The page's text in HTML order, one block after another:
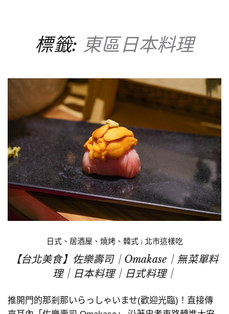
標籤: 東區日本料理
日式、居酒屋、燒烤、韓式| 北市這樣吃
【台北美食】佐樂壽司｜Omakase｜無菜單料
理｜日本料理｜日式料理｜
推開門的那剎那いらっしゃいませ(歡迎光臨)！直接傳